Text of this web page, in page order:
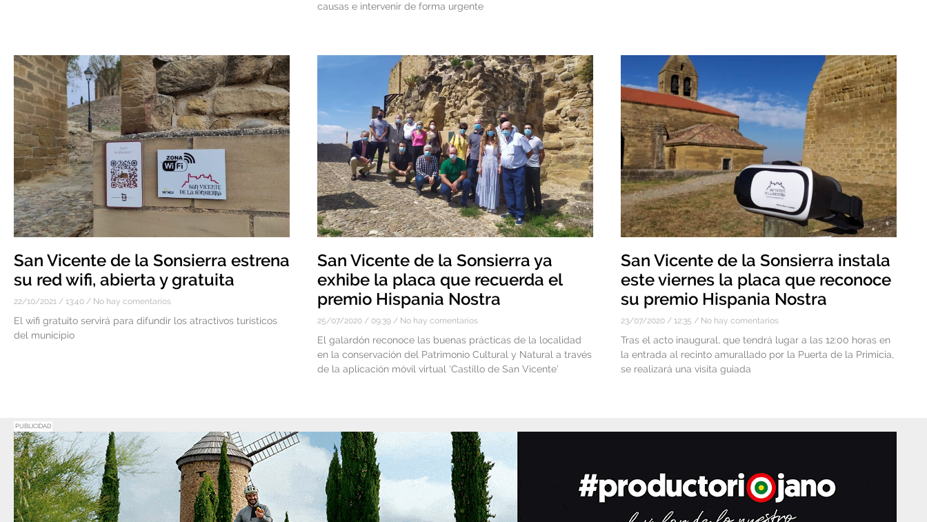
causas e intervenir de forma urgente
San Vicente de la Sonsierra estrena
su red wifi, abierta y gratuita
22/10/2021 13:40 No hay comentarios
El wifi gratuito servirá para difundir los atractivos turísticos
del municipio
San Vicente de la Sonsierra ya
exhibe la placa que recuerda el
premio Hispania Nostra
25/07/2020 09:39 No hay comentarios
El galardón reconoce las buenas prácticas de la localidad
en la conservación del Patrimonio Cultural y Natural a través
de la aplicación móvil virtual ‘Castillo de San Vicente’
San Vicente de la Sonsierra instala
este viernes la placa que reconoce
su premio Hispania Nostra
23/07/2020 12:35 No hay comentarios
Tras el acto inaugural, que tendrá lugar a las 12:00 horas en
la entrada al recinto amurallado por la Puerta de la Primicia,
se realizará una visita guiada
PUBLICIDAD